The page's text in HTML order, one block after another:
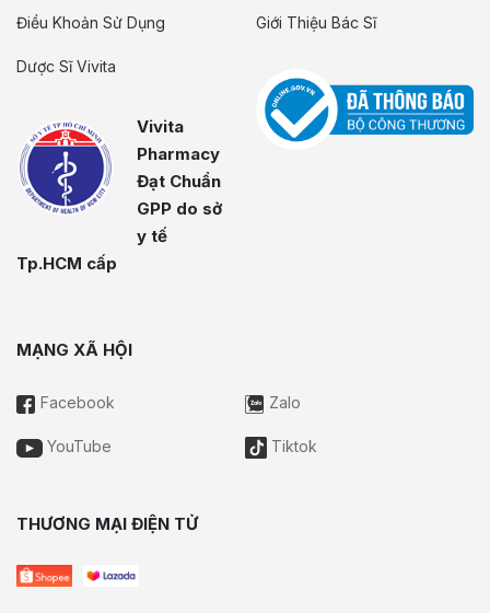
Điều Khoản Sử Dụng
Dược Sĩ Vivita
Vivita
Pharmacy
Đạt Chuẩn
GPP do sở
y tế
Tp.HCM cấp
Giới Thiệu Bác Sĩ
MẠNG XÃ HỘI
Facebook Zalo
YouTube Tiktok
THƯƠNG MẠI ĐIỆN TỬ